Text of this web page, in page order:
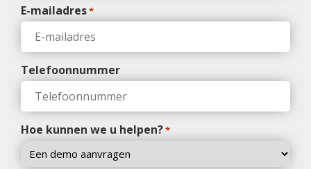
E-mailadres*
Telefoonnummer
Hoe kunnen we u helpen?*